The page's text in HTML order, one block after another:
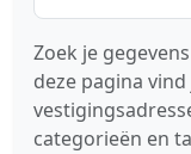
Zoek je
deze pagina
categorieën en